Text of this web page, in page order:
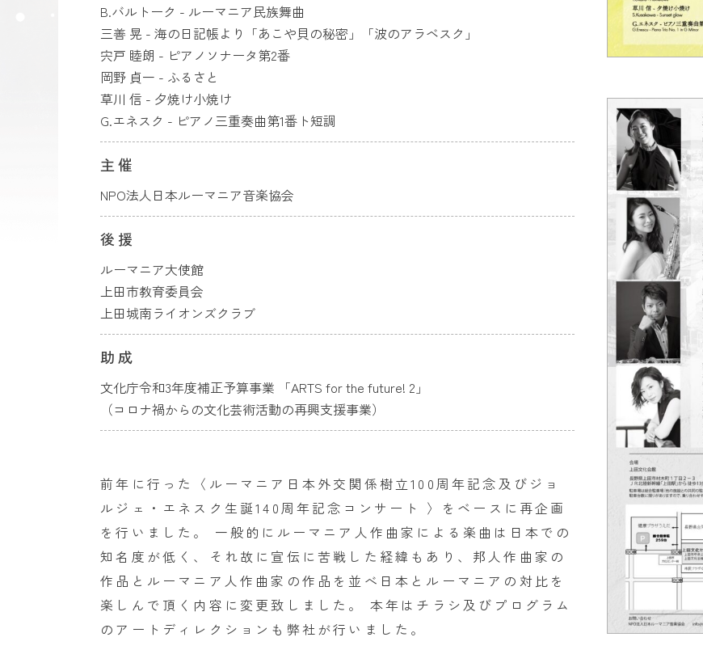
B.バルトーク - ルーマニア民族舞曲
三善 晃 - 海の日記帳より「あこや貝の秘密」「波のアラベスク」
宍戸 睦朗 - ピアノソナータ第2番
岡野 貞一 - ふるさと
草川 信 - ​​夕焼け小焼け
G.エネスク - ピアノ三重奏曲第1番ト短調
主催
NPO法人日本ルーマニア音楽協会
後援
ルーマニア大使館
上田市教育委員会
上田城南ライオンズクラブ
助成
文化庁令和3年度補正予算事業 「ARTS for the future! 2」
（コロナ禍からの文化芸術活動の再興支援事業）
前年に行った〈ルーマニア日本外交関係樹立100周年記念及びジョ
ルジェ・エネスク生誕140周年記念コンサート 〉をベースに再企画
を行いました。 一般的にルーマニア人作曲家による楽曲は日本での
知名度が低く、それ故に宣伝に苦戦した経緯もあり、邦人作曲家の
作品とルーマニア人作曲家の作品を並べ日本とルーマニアの対比を
楽しんで頂く内容に変更致しました。 本年はチラシ及びプログラム
のアートディレクションも弊社が行いました。